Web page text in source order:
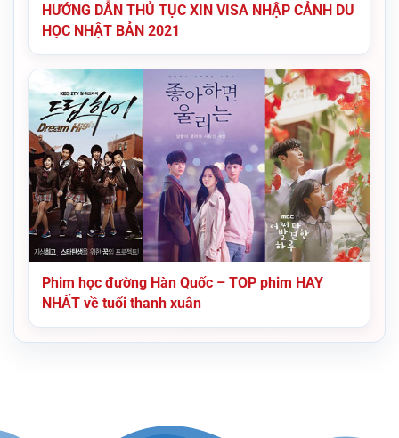
HƯỚNG DẪN THỦ TỤC XIN VISA NHẬP CẢNH DU
HỌC NHẬT BẢN 2021
Phim học đường Hàn Quốc – TOP phim HAY
NHẤT về tuổi thanh xuân